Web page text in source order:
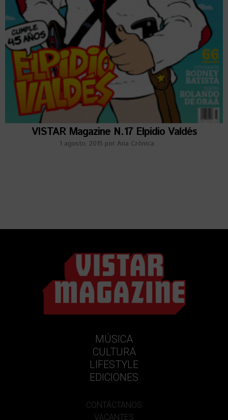
VISTAR Magazine N.17 Elpidio Valdés
1 agosto, 2015 por Ana Crónica
MÚSICA
CULTURA
LIFESTYLE
EDICIONES
CONTÁCTANOS
VACANTES